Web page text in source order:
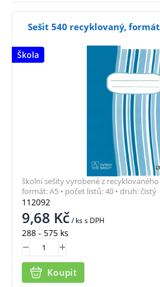
Škola
Sešit 540 recyklovaný,
112092
9,68 Kč/ kss DPH
288 - 575 ks
Koupit
školní sešity vyrobené z recyklovaného
formát: A5 • počet listů: 40 • druh: čistý